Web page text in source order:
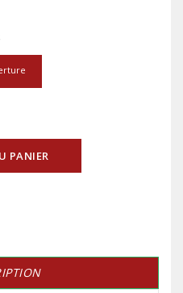
PANIER